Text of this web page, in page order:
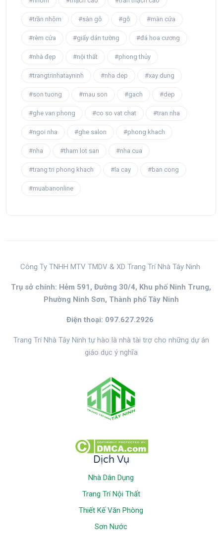
#trần nhôm #sàn gỗ #gỗ #màn cửa
#rèm cửa #giấy dán tường #đá hoa cương
#nhà đẹp #nội thất #phong thủy
#trangtrinhatayninh #nha dep #xay dung
#son tuong #mau son #gach #dep
#ghe van phong #co so vat chat #tran nha
#ngoi nha #ghe salon #phong khach
#nha #tham lot san #nha cua
#trang tri phong khach #la cay #ban cong
#muabanonline
Công Ty TNHH MTV TMDV & XD Trang Trí Nhà Tây Ninh
Trụ sở chính: Hẻm 591, Đường 30/4, Khu phố Ninh Trung,
Phường Ninh Sơn, Thành phố Tây Ninh
Điện thoại: 097.627.2926
Trang Trí Nhà Tây Ninh tự hào là nhà tài trợ cho những dự án
giáo dục ý nghĩa
Dịch Vụ
Nhà Dân Dụng
Trang Trí Nội Thất
Thiết Kế Văn Phòng
Sơn Nước